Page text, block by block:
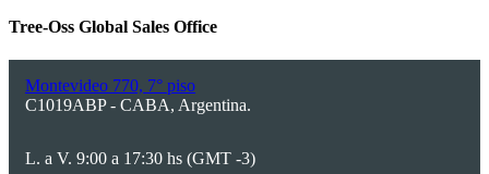
Tree-Oss Global Sales Office
Montevideo 770, 7° piso
C1019ABP - CABA, Argentina.
L. a V. 9:00 a 17:30 hs (GMT -3)